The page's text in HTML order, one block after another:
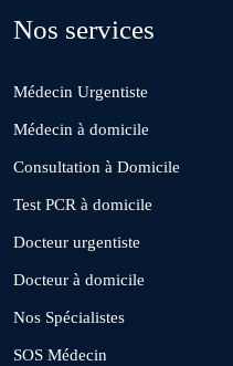
Deroua
El Borouj
El Gara
Guisser
Hattane
Nos services
Médecin Urgentiste
Médecin à domicile
Consultation à Domicile
Test PCR à domicile
Docteur urgentiste
Docteur à domicile
Nos Spécialistes
SOS Médecin